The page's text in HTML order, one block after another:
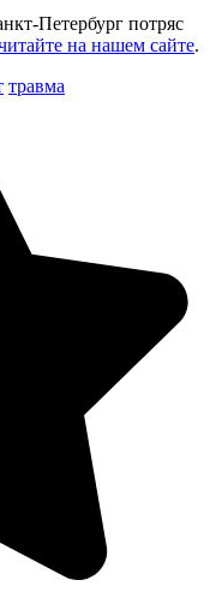
Петербург потряс
на нашем сайте.
травма